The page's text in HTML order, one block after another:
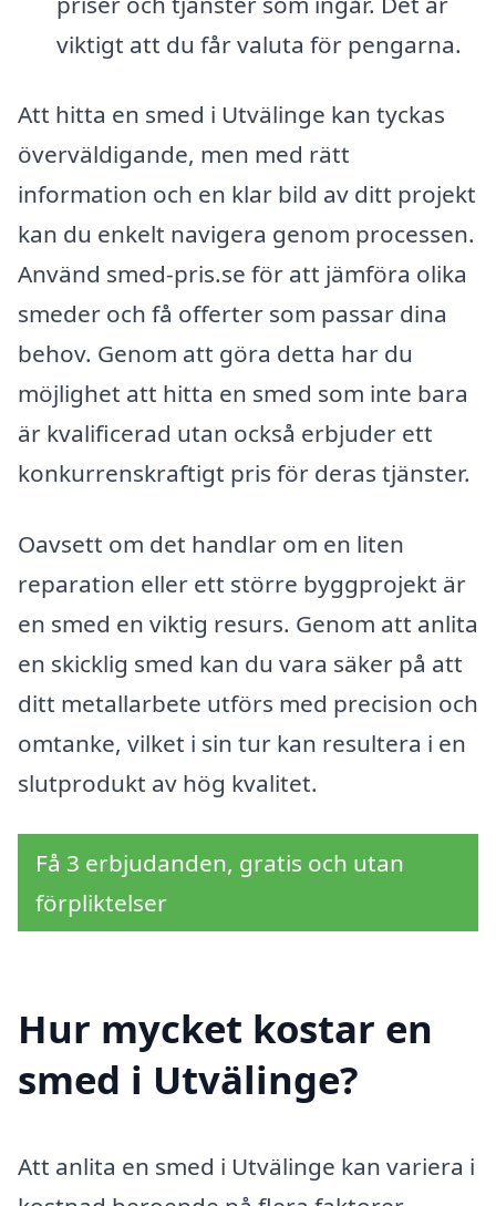
viktigt att du får valuta för pengarna.
Att hitta en smed i Utvälinge kan tyckas
överväldigande, men med rätt
information och en klar bild av ditt projekt
kan du enkelt navigera genom processen.
Använd smed-pris.se för att jämföra olika
smeder och få offerter som passar dina
behov. Genom att göra detta har du
möjlighet att hitta en smed som inte bara
är kvalificerad utan också erbjuder ett
konkurrenskraftigt pris för deras tjänster.
Oavsett om det handlar om en liten
reparation eller ett större byggprojekt är
en smed en viktig resurs. Genom att anlita
en skicklig smed kan du vara säker på att
ditt metallarbete utförs med precision och
omtanke, vilket i sin tur kan resultera i en
slutprodukt av hög kvalitet.
Få 3 erbjudanden, gratis och utan
förpliktelser
Hur mycket kostar en
smed i Utvälinge?
Att anlita en smed i Utvälinge kan variera i